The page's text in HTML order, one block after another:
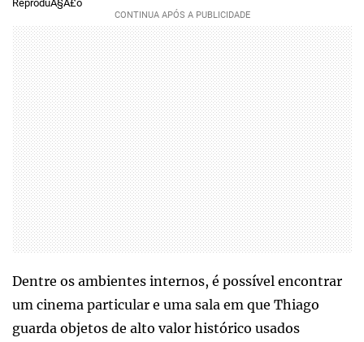
ReproduÃ§Ã£o
Dentre os ambientes internos, é possível encontrar
um cinema particular e uma sala em que Thiago
guarda objetos de alto valor histórico usados